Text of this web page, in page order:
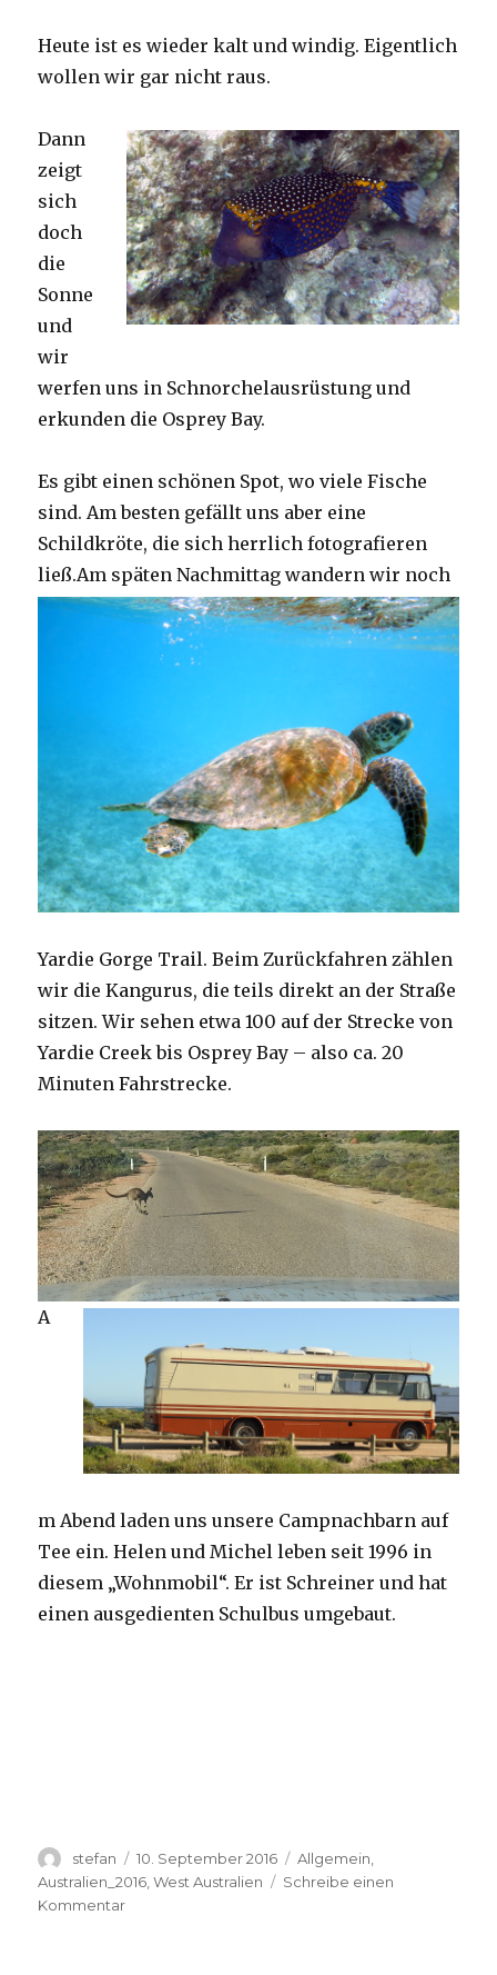
Heute ist es wieder kalt und windig. Eigentlich
wollen wir gar nicht raus.
Dann
zeigt
sich
doch
die
Sonne
und
wir
werfen uns in Schnorchelausrüstung und
erkunden die Osprey Bay.
Es gibt einen schönen Spot, wo viele Fische
sind. Am besten gefällt uns aber eine
Schildkröte, die sich herrlich fotografieren
ließ.Am späten Nachmittag wandern wir noch
Yardie Gorge Trail. Beim Zurückfahren zählen
wir die Kangurus, die teils direkt an der Straße
sitzen. Wir sehen etwa 100 auf der Strecke von
Yardie Creek bis Osprey Bay – also ca. 20
Minuten Fahrstrecke.
A
m Abend laden uns unsere Campnachbarn auf
Tee ein. Helen und Michel leben seit 1996 in
diesem „Wohnmobil“. Er ist Schreiner und hat
einen ausgedienten Schulbus umgebaut.
Autor
stefan
Veröffentlicht
am
10. September 2016 Kategorien
Allgemein
Australien_2016 ,West Australien
Schreibe einen
Kommentarzu